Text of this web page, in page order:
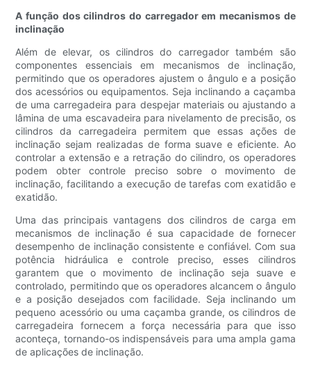
A função dos cilindros do carregador em mecanismos de
inclinação
Além de elevar, os cilindros do carregador também são
componentes essenciais em mecanismos de inclinação,
permitindo que os operadores ajustem o ângulo e a posição
dos acessórios ou equipamentos. Seja inclinando a caçamba
de uma carregadeira para despejar materiais ou ajustando a
lâmina de uma escavadeira para nivelamento de precisão, os
cilindros da carregadeira permitem que essas ações de
inclinação sejam realizadas de forma suave e eficiente. Ao
controlar a extensão e a retração do cilindro, os operadores
podem obter controle preciso sobre o movimento de
inclinação, facilitando a execução de tarefas com exatidão e
exatidão.
Uma das principais vantagens dos cilindros de carga em
mecanismos de inclinação é sua capacidade de fornecer
desempenho de inclinação consistente e confiável. Com sua
potência hidráulica e controle preciso, esses cilindros
garantem que o movimento de inclinação seja suave e
controlado, permitindo que os operadores alcancem o ângulo
e a posição desejados com facilidade. Seja inclinando um
pequeno acessório ou uma caçamba grande, os cilindros de
carregadeira fornecem a força necessária para que isso
aconteça, tornando-os indispensáveis ​​para uma ampla gama
de aplicações de inclinação.